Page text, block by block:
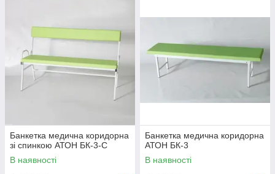
Банкетка медична коридорна
зі спинкою АТОН БК-3-С
В наявності
Банкетка медична коридорна
АТОН БК-3
В наявності